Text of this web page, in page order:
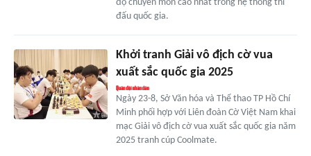
độ chuyên môn cao nhất trong hệ thống thi
đấu quốc gia.
Khởi tranh Giải vô địch cờ vua
xuất sắc quốc gia 2025
Ngày 23-8, Sở Văn hóa và Thể thao TP Hồ Chí
Minh phối hợp với Liên đoàn Cờ Việt Nam khai
mạc Giải vô địch cờ vua xuất sắc quốc gia năm
2025 tranh cúp Coolmate.